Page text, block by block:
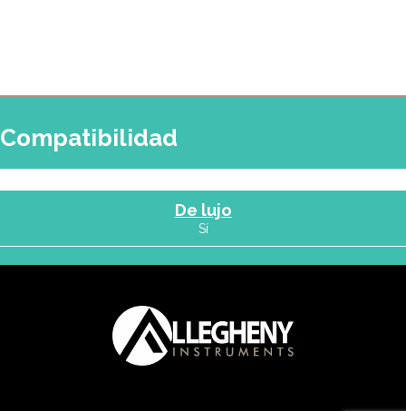
Compatibilidad
De lujo
Sí